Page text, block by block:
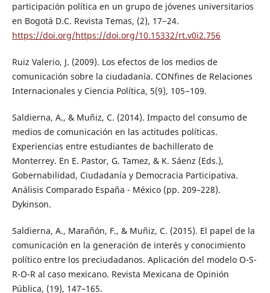
participación política en un grupo de jóvenes universitarios
en Bogotá D.C. Revista Temas, (2), 17−24.
https://doi.org/https://doi.org/10.15332/rt.v0i2.756
Ruiz Valerio, J. (2009). Los efectos de los medios de
comunicación sobre la ciudadanía. CONfines de Relaciones
Internacionales y Ciencia Política, 5(9), 105−109.
Saldierna, A., & Muñiz, C. (2014). Impacto del consumo de
medios de comunicación en las actitudes políticas.
Experiencias entre estudiantes de bachillerato de
Monterrey. En E. Pastor, G. Tamez, & K. Sáenz (Eds.),
Gobernabilidad, Ciudadanía y Democracia Participativa.
Análisis Comparado España - México (pp. 209–228).
Dykinson.
Saldierna, A., Marañón, F., & Muñiz, C. (2015). El papel de la
comunicación en la generación de interés y conocimiento
político entre los preciudadanos. Aplicación del modelo O-S-
R-O-R al caso mexicano. Revista Mexicana de Opinión
Pública, (19), 147–165.